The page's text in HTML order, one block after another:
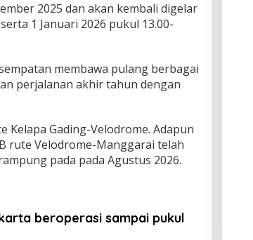
2025 dan akan kembali digelar
1 Januari 2026 pukul 13.00-
membawa pulang berbagai
perjalanan akhir tahun dengan
Kelapa Gading-Velodrome. Adapun
rute Velodrome-Manggarai telah
pada pada Agustus 2026.
beroperasi sampai pukul